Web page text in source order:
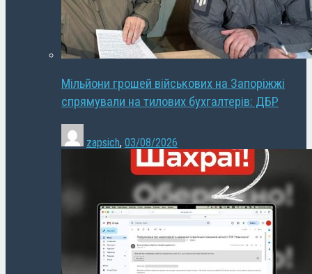
Мільйони грошей військових на Запоріжжі
спрямували на тилових бухгалтерів: ДБР
zapsich, 03/08/2026